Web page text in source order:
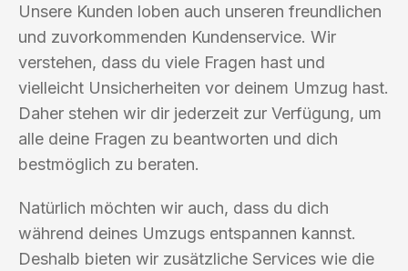
Unsere Kunden loben auch unseren freundlichen
und zuvorkommenden Kundenservice. Wir
verstehen, dass du viele Fragen hast und
vielleicht Unsicherheiten vor deinem Umzug hast.
Daher stehen wir dir jederzeit zur Verfügung, um
alle deine Fragen zu beantworten und dich
bestmöglich zu beraten.
Natürlich möchten wir auch, dass du dich
während deines Umzugs entspannen kannst.
Deshalb bieten wir zusätzliche Services wie die